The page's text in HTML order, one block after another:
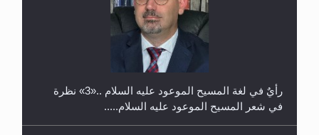
حفل توزيع الشهادات في الجامعة الأحمدية بنيجيريا لعام
رأيٌ في لغة المسيح الموعود عليه السلام ..«3» نظرة
في شعر المسيح الموعود عليه السلام.....